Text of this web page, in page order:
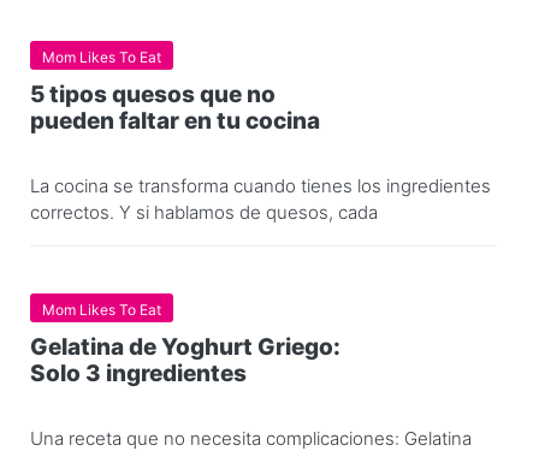
Mom Likes To Eat
5 tipos quesos que no
pueden faltar en tu cocina
La cocina se transforma cuando tienes los ingredientes
correctos. Y si hablamos de quesos, cada
Mom Likes To Eat
Gelatina de Yoghurt Griego:
Solo 3 ingredientes
Una receta que no necesita complicaciones: Gelatina